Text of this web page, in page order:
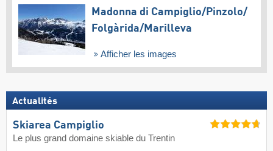
Madonna di Campiglio/​Pinzolo/​
Folgàrida/​Marilleva
Afficher les images
Actualités
Skiarea Campiglio
Le plus grand domaine skiable du Trentin